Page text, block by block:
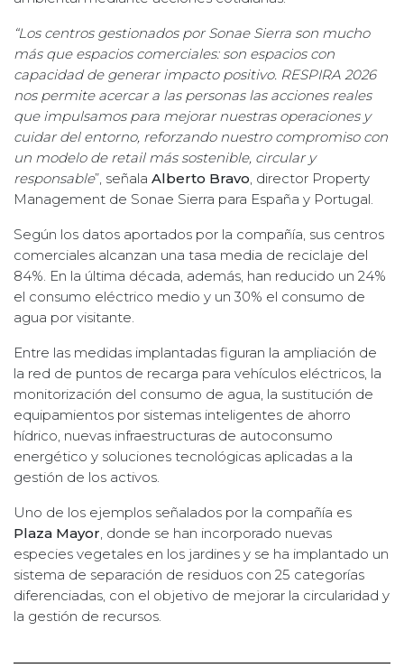
“Los centros gestionados por Sonae Sierra son mucho
más que espacios comerciales: son espacios con
capacidad de generar impacto positivo. RESPIRA 2026
nos permite acercar a las personas las acciones reales
que impulsamos para mejorar nuestras operaciones y
cuidar del entorno, reforzando nuestro compromiso con
un modelo de retail más sostenible, circular y
responsable”, señala Alberto Bravo, director Property
Management de Sonae Sierra para España y Portugal.
Según los datos aportados por la compañía, sus centros
comerciales alcanzan una tasa media de reciclaje del
84%. En la última década, además, han reducido un 24%
el consumo eléctrico medio y un 30% el consumo de
agua por visitante.
Entre las medidas implantadas figuran la ampliación de
la red de puntos de recarga para vehículos eléctricos, la
monitorización del consumo de agua, la sustitución de
equipamientos por sistemas inteligentes de ahorro
hídrico, nuevas infraestructuras de autoconsumo
energético y soluciones tecnológicas aplicadas a la
gestión de los activos.
Uno de los ejemplos señalados por la compañía es
Plaza Mayor, donde se han incorporado nuevas
especies vegetales en los jardines y se ha implantado un
sistema de separación de residuos con 25 categorías
diferenciadas, con el objetivo de mejorar la circularidad y
la gestión de recursos.